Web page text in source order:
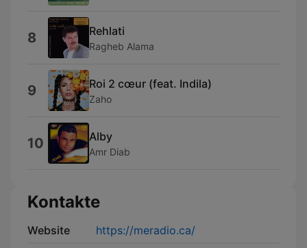
8 Rehlati
Ragheb Alama
9 Roi 2 cœur (feat. Indila)
Zaho
10 Alby
Amr Diab
Kontakte
Website
https://meradio.ca/